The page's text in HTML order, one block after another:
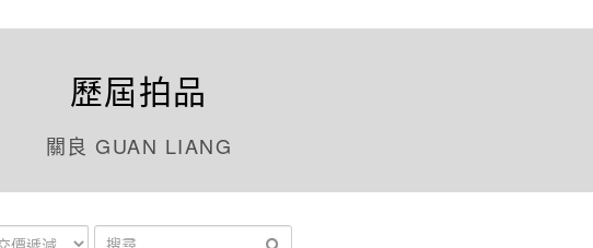
歷屆拍品
關良 GUAN LIANG